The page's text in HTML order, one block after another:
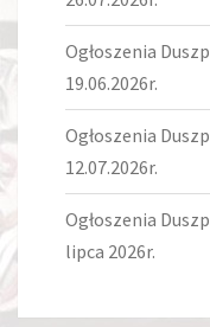
Ogłoszenia
19.06.2026r.
Ogłoszenia
12.07.2026r.
Ogłoszenia
lipca 2026r.